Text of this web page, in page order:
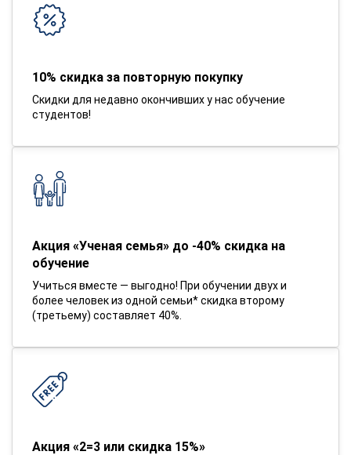
10% скидка за повторную покупку
Скидки для недавно окончивших у нас обучение
студентов!
Акция «Ученая семья» до -40% скидка на
обучение
Учиться вместе — выгодно! При обучении двух и
более человек из одной семьи* скидка второму
(третьему) составляет 40%.
Акция «2=3 или скидка 15%»